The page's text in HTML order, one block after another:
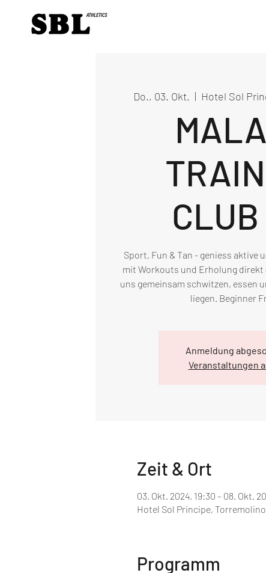
Do., 03. Okt.
  |
Hotel Sol
Sport, Fun & Tan - geniess aktive
mit Workouts und Erholung direkt
uns gemeinsam schwitzen, essen
liegen. Beginner
Anmeldung
Veranstaltungen
Zeit & Ort
03. Okt. 2024, 19:30 – 08. Okt.
Hotel Sol Principe,
Programm